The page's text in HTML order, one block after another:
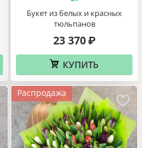
Букет из белых и красных
тюльпанов
23 370 ₽
КУПИТЬ
Распродажа